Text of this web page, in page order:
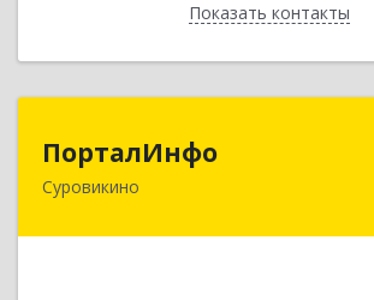
Показать контакты
Назад
ПорталИнфо
Суровикино
404414, г.Суровкино